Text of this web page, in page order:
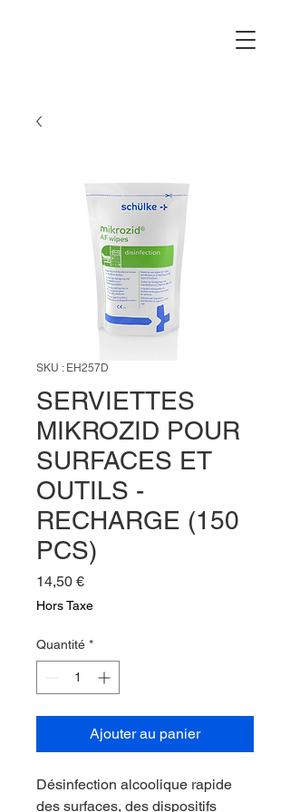
SKU : EH257D
SERVIETTES
MIKROZID POUR
SURFACES ET
OUTILS -
RECHARGE (150
PCS)
14,50 €Prix
Hors Taxe
Quantité *
Ajouter au panier
Désinfection alcoolique rapide
des surfaces, des dispositifs